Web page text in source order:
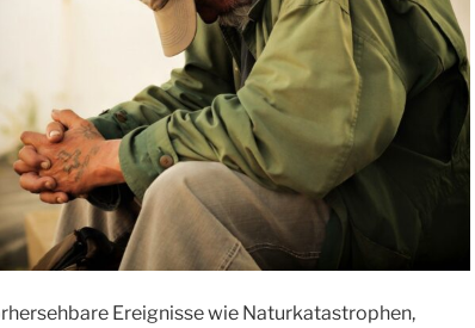
Ereignisse wie Naturkatastrophen,